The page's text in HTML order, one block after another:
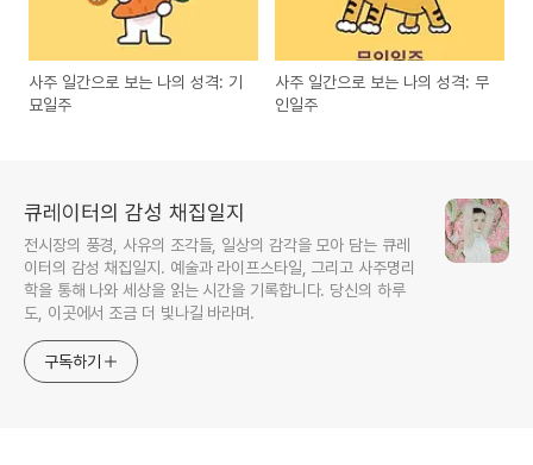
사주 일간으로 보는 나의 성격: 기
묘일주
사주 일간으로 보는 나의 성격: 무
인일주
큐레이터의 감성 채집일지
전시장의 풍경, 사유의 조각들, 일상의 감각을 모아 담는 큐레
이터의 감성 채집일지. 예술과 라이프스타일, 그리고 사주명리
학을 통해 나와 세상을 읽는 시간을 기록합니다. 당신의 하루
도, 이곳에서 조금 더 빛나길 바라며.
구독하기